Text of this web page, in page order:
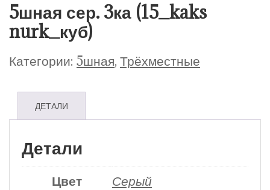
5шная сер. 3ка (15_kaks
nurk_куб)
Категории: 5шная, Трёхместные
ДЕТАЛИ
Детали
Цвет Серый